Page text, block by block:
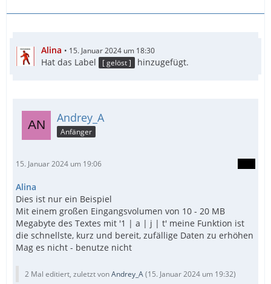
Alina 15. Januar 2024 um 18:30
Hat das Label [ gelöst ] hinzugefügt.
Andrey_A
Anfänger
15. Januar 2024 um 19:06
Alina
Dies ist nur ein Beispiel
Mit einem großen Eingangsvolumen von 10 - 20 MB
Megabyte des Textes mit '1 | a | j | t' meine Funktion ist
die schnellste, kurz und bereit, zufällige Daten zu erhöhen
Mag es nicht - benutze nicht
2 Mal editiert, zuletzt vonAndrey_A(15. Januar 2024 um 19:32)